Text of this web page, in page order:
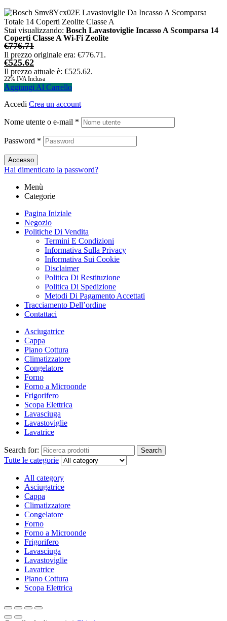
Stai visualizzando: Bosch Lavastoviglie Incasso A Scomparsa 14
Coperti Classe A Wi-Fi Zeolite
€776.71
Il prezzo originale era: €776.71.
€525.62
Il prezzo attuale è: €525.62.
22% IVA Inclusa
Aggiungi Al Carrello
Accedi Crea un account
Nome utente o e-mail *
Password *
Accesso
Hai dimenticato la password?
Menù
Categorie
Pagina Iniziale
Negozio
Politiche Di Vendita
Termini E Condizioni
Informativa Sulla Privacy
Informativa Sui Cookie
Disclaimer
Politica Di Restituzione
Politica Di Spedizione
Metodi Di Pagamento Accettati
Tracciamento Dell’ordine
Contattaci
Asciugatrice
Cappa
Piano Cottura
Climatizzatore
Congelatore
Forno
Forno a Microonde
Frigorifero
Scopa Elettrica
Lavasciuga
Lavastoviglie
Lavatrice
Search for: Search
Tutte le categorie
All category
Asciugatrice
Cappa
Climatizzatore
Congelatore
Forno
Forno a Microonde
Frigorifero
Lavasciuga
Lavastoviglie
Lavatrice
Piano Cottura
Scopa Elettrica